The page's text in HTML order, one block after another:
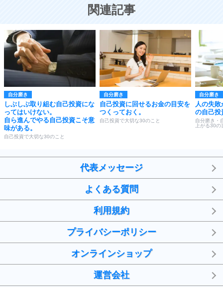
関連記事
自分磨き
しぶしぶ取り組む自己投資にな
ってはいけない。
自ら進んでやる自己投資こそ意
味がある。
自己投資で大切な30のこと
自分磨き
自己投資に回せるお金の目安を
つくっておく。
自己投資で大切な30のこと
自分磨き
人の失
の自己投
自分磨き・
上がる30の
代表メッセージ
よくある質問
利用規約
プライバシーポリシー
オンラインショップ
運営会社